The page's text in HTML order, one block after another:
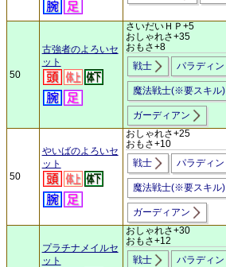
50
古強者のよろいセ
ット
さいだいＨＰ+5
おしゃれさ+35
おもさ+8
戦士
パラディン
魔法戦士(※要スキル)
ガーディアン
50
やいばのよろいセ
ット
おしゃれさ+25
おもさ+10
戦士
パラディン
魔法戦士(※要スキル)
ガーディアン
プラチナメイルセ
ット
おしゃれさ+30
おもさ+12
戦士
パラディン